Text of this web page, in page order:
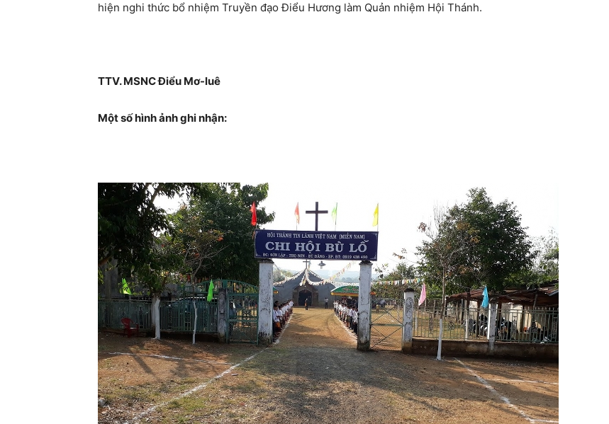
hiện nghi thức bổ nhiệm Truyền đạo Điểu Hương làm Quản nhiệm Hội Thánh.
TTV. MSNC Điểu Mơ-luê
Một số hình ảnh ghi nhận: